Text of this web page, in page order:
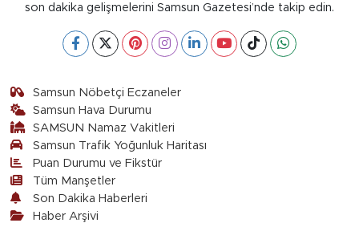
son dakika gelişmelerini Samsun Gazetesi’nde takip edin.
Samsun Nöbetçi Eczaneler
Samsun Hava Durumu
SAMSUN Namaz Vakitleri
Samsun Trafik Yoğunluk Haritası
Puan Durumu ve Fikstür
Tüm Manşetler
Son Dakika Haberleri
Haber Arşivi